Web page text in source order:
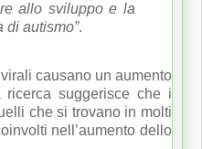
allo sviluppo e la
di autismo”.
causano un aumento
ricerca suggerisce che i
che si trovano in molti
nell’aumento dello